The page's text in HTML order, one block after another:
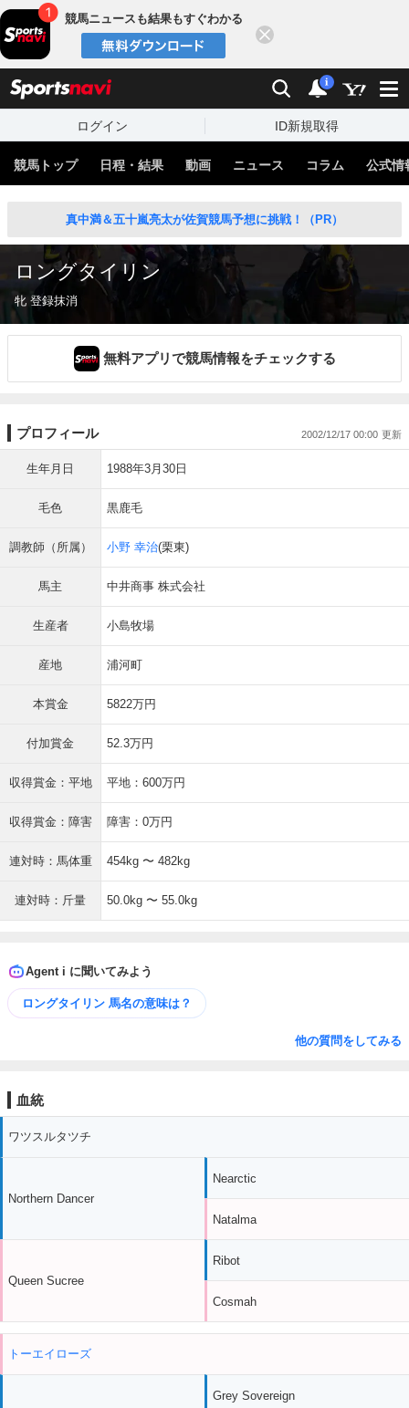
競馬ニュースも結果もすぐわかる
検索 通知
i
ログイン ID新規取得
競馬トップ 日程・結果 動画 ニュース コラム 公式情
真中満＆五十嵐亮太が佐賀競馬予想に挑戦！（PR）
ロングタイリン
牝 登録抹消
無料アプリで競馬情報をチェックする
プロフィール 2002/12/17 00:00
生年月日 1988年3月30日
毛色 黒鹿毛
調教師（所属） 小野 幸治(栗東)
馬主 中井商事 株式会社
生産者 小島牧場
産地 浦河町
本賞金 5822万円
付加賞金 52.3万円
収得賞金：平地 平地：600万円
収得賞金：障害 障害：0万円
連対時：馬体重 454kg 〜 482kg
連対時：斤量 50.0kg 〜 55.0kg
Agent i に聞いてみよう
ロングタイリン 馬名の意味は？
他の質問をしてみる
血統
ワツスルタツチ
Northern Dancer
Queen Sucree
Nearctic
Natalma
Ribot
Cosmah
トーエイローズ
Grey Sovereign